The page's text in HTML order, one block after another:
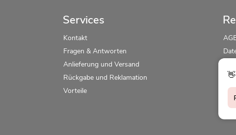
Services
Kontakt
Fragen & Antworten
Anlieferung und Versand
Rückgabe und Reklamation
Vorteile